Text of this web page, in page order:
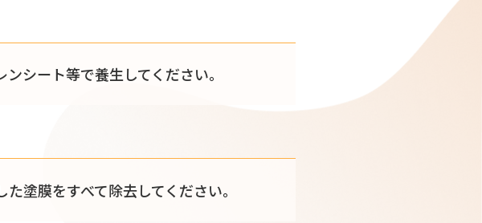
シート等で養生してください。
塗膜をすべて除去してください。